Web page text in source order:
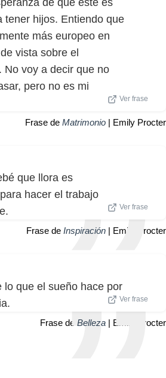
tener hijos. Entiendo que
más europeo en
vista sobre el
No voy a decir que no
pero no es mi
Ver frase
Frase de Matrimonio | Emily Procter
que llora es
hacer el trabajo
Ver frase
Frase de Inspiración | Emily Procter
lo que el sueño hace por
Ver frase
Frase de Belleza | Emily Procter